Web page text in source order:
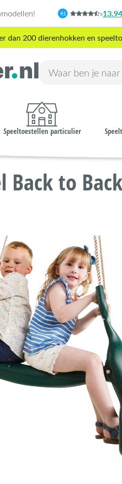
9,1 »
dan 200 dierenhokken en
Speeltoestellen particulier
Back to Back